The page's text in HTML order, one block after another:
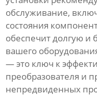
обслуживание,
состояния
обеспечит долгую и
вашего
— это ключ к
преобразователя и
непредвиденных